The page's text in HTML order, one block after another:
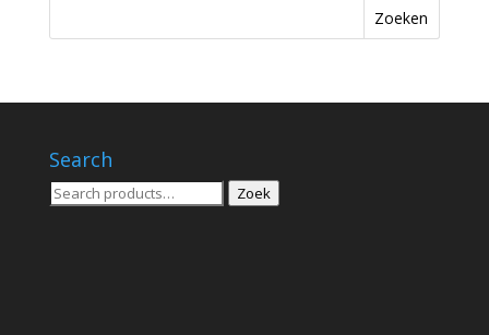
Zoeken
Search
Zoeken
Zoek